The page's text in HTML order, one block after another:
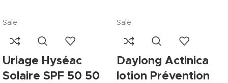
Sale
Uriage Hyséac
Solaire SPF 50 50
Sale
Daylong Actinica
lotion Prévention